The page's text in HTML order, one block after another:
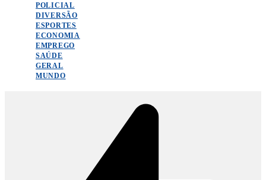
POLICIAL
DIVERSÃO
ESPORTES
ECONOMIA
EMPREGO
SAÚDE
GERAL
MUNDO